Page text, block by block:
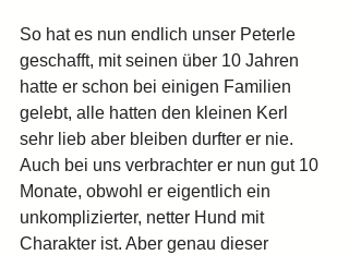
So hat es nun endlich unser Peterle
geschafft, mit seinen über 10 Jahren
hatte er schon bei einigen Familien
gelebt, alle hatten den kleinen Kerl
sehr lieb aber bleiben durfter er nie.
Auch bei uns verbrachter er nun gut 10
Monate, obwohl er eigentlich ein
unkomplizierter, netter Hund mit
Charakter ist. Aber genau dieser